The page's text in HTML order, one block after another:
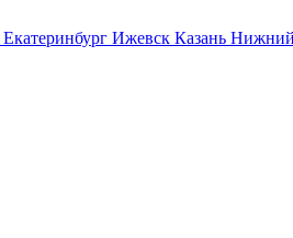
Екатеринбург Ижевск Казань